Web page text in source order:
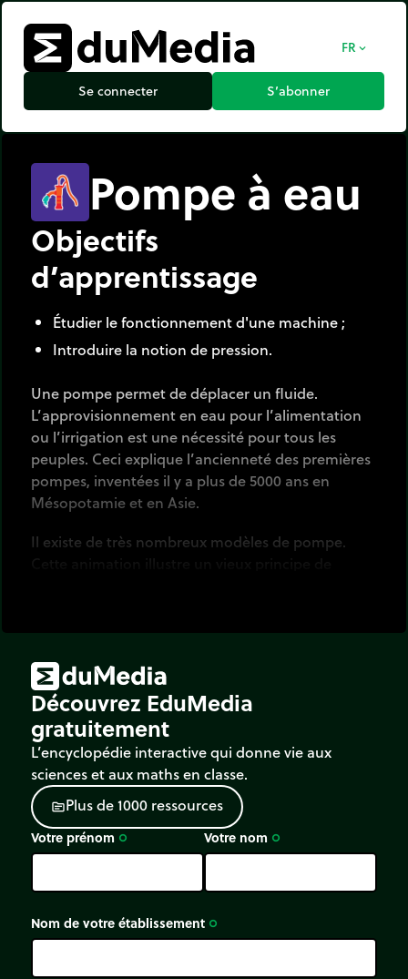
FR expand_more
Se connecter S’abonner
Pompe à eau
Objectifs
d’apprentissage
Étudier le fonctionnement d'une machine ;
Introduire la notion de pression.
Une pompe permet de déplacer un fluide.
L’approvisionnement en eau pour l’alimentation
ou l’irrigation est une nécessité pour tous les
peuples. Ceci explique l’ancienneté des premières
pompes, inventées il y a plus de 5000 ans en
Mésopotamie et en Asie.
Il existe de très nombreux modèles de pompe.
(III siècle av. J.-C.).
Un système de clapets articulés permet de créer
une dépression dans un compartiment et/ou une
surpression dans un autre.
Pour augmenter le débit, le mouvement de va-et-
vient peut être assuré par un moteur.
Découvrez EduMedia
gratuitement
L’encyclopédie interactive qui donne vie aux
sciences et aux maths en classe.
sourcePlusde1000 ressources
Votre prénom trip_origin Votre nom trip_origin
Nom de votre établissement trip_origin